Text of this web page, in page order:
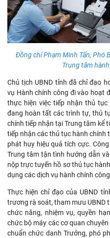
Đồng chí Phạm Minh Tấn, Phó
Trung tâm
Chủ tịch UBND tỉnh đã chỉ đạo
vụ Hành chính công đi vào hoạt
thực hiện việc tiếp nhận thủ
đang hoàn tất các trình tự, thủ
chính tiếp nhận tại Trung tâm kể
tiếp nhận các thủ tục hành chính
phát huy hiệu quả tích cực.
Trung tâm tận tình hướng dẫn
nộp trực tuyến hồ sơ thủ tục
dụng các dịch vụ hành chính
Thực hiện chỉ đạo của UBND
trương rà soát, tham mưu UBND
chức năng, nhiệm vụ, quyền
chức bộ máy các cơ quan
chuẩn chức danh Trưởng, phó